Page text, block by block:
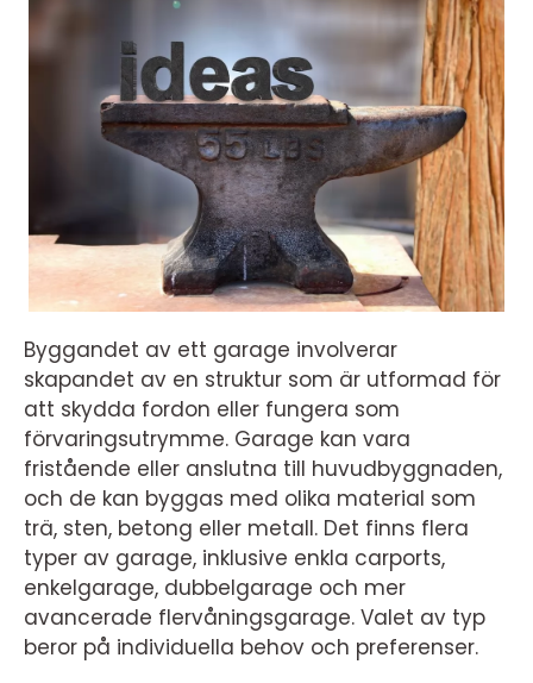
Byggandet av ett garage involverar
skapandet av en struktur som är utformad för
att skydda fordon eller fungera som
förvaringsutrymme. Garage kan vara
fristående eller anslutna till huvudbyggnaden,
och de kan byggas med olika material som
trä, sten, betong eller metall. Det finns flera
typer av garage, inklusive enkla carports,
enkelgarage, dubbelgarage och mer
avancerade flervåningsgarage. Valet av typ
beror på individuella behov och preferenser.